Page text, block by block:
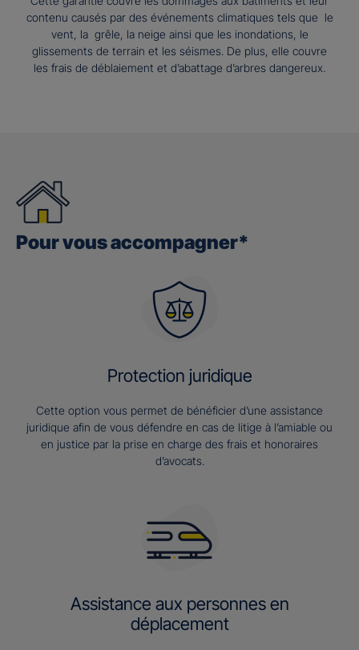
contenu causés par des événements climatiques tels que le
vent, la grêle, la neige ainsi que les inondations, le
glissements de terrain et les séismes. De plus, elle couvre
les frais de déblaiement et d’abattage d’arbres dangereux.
Pour vous accompagner*
Protection juridique
Cette option vous permet de bénéficier d’une assistance
juridique afin de vous défendre en cas de litige à l’amiable ou
en justice par la prise en charge des frais et honoraires
d’avocats.
Assistance aux personnes en
déplacement